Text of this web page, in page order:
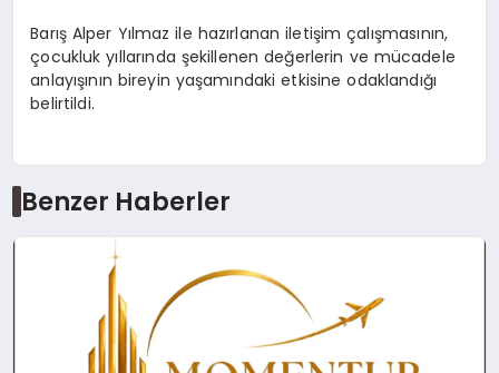
Barış Alper Yılmaz ile hazırlanan iletişim çalışmasının,
çocukluk yıllarında şekillenen değerlerin ve mücadele
anlayışının bireyin yaşamındaki etkisine odaklandığı
belirtildi.
Benzer Haberler